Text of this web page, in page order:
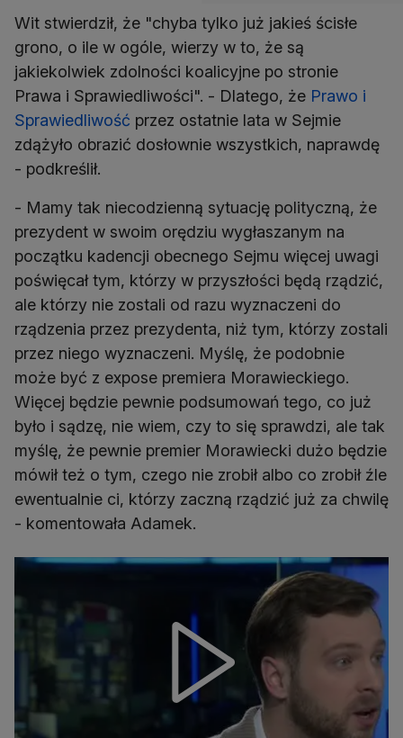
Wit stwierdził, że "chyba tylko już jakieś ścisłe
grono, o ile w ogóle, wierzy w to, że są
jakiekolwiek zdolności koalicyjne po stronie
Prawa i Sprawiedliwości". - Dlatego, że Prawo i
Sprawiedliwość przez ostatnie lata w Sejmie
zdążyło obrazić dosłownie wszystkich, naprawdę
- podkreślił.
- Mamy tak niecodzienną sytuację polityczną, że
prezydent w swoim orędziu wygłaszanym na
początku kadencji obecnego Sejmu więcej uwagi
poświęcał tym, którzy w przyszłości będą rządzić,
ale którzy nie zostali od razu wyznaczeni do
rządzenia przez prezydenta, niż tym, którzy zostali
przez niego wyznaczeni. Myślę, że podobnie
może być z expose premiera Morawieckiego.
Więcej będzie pewnie podsumowań tego, co już
było i sądzę, nie wiem, czy to się sprawdzi, ale tak
myślę, że pewnie premier Morawiecki dużo będzie
mówił też o tym, czego nie zrobił albo co zrobił źle
ewentualnie ci, którzy zaczną rządzić już za chwilę
- komentowała Adamek.